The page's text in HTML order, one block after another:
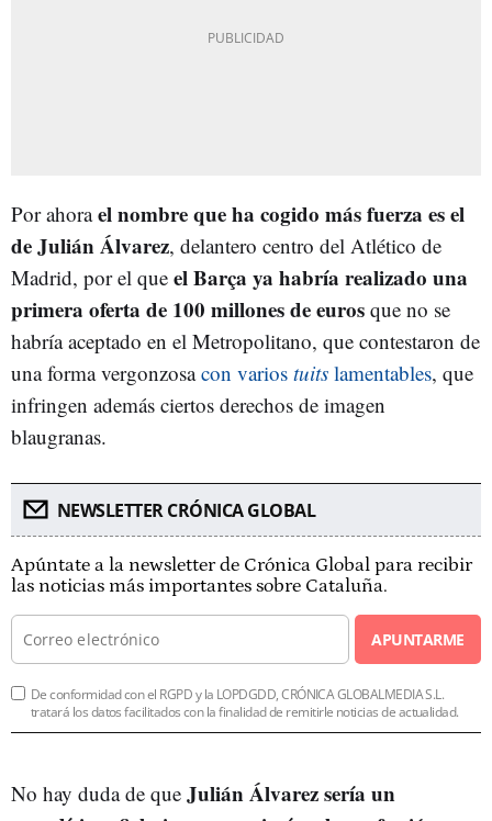
Por ahorael nombre que ha cogido más fuerza es el
de Julián Álvarez, delantero centro del Atlético de
Madrid, por el que el Barça ya habría realizado una
primera oferta de 100 millones de euros que no se
habría aceptado en el Metropolitano, que contestaron de
una forma vergonzosacon varios tuits lamentables, que
infringen además ciertos derechos de imagen
blaugranas.
NEWSLETTER CRÓNICA GLOBAL
Apúntate a la newsletter de Crónica Global para recibir
las noticias más importantes sobre Cataluña.
APUNTARME
De conformidad con el RGPD y la LOPDGDD, CRÓNICA GLOBALMEDIA S.L.
tratará los datos facilitados con la finalidad de remitirle noticias de actualidad.
No hay duda de que Julián Álvarez sería un